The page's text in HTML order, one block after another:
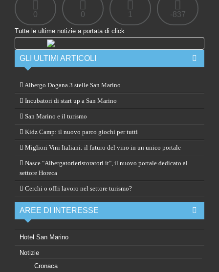
0 0 1 -837
Tutte le ultime notizie a portata di click
GLI ULTIMI ARTICOLI
Albergo Dogana 3 stelle San Marino
Incubatori di start up a San Marino
San Marino e il turismo
Kidz Camp: il nuovo parco giochi per tutti
Migliori Vini Italiani: il futuro del vino in un unico portale
Nasce "Albergatorieristoratori.it", il nuovo portale dedicato al
settore Horeca
Cerchi o offri lavoro nel settore turismo?
AREE DI INTERESSE
Hotel San Marino
Notizie
Cronaca